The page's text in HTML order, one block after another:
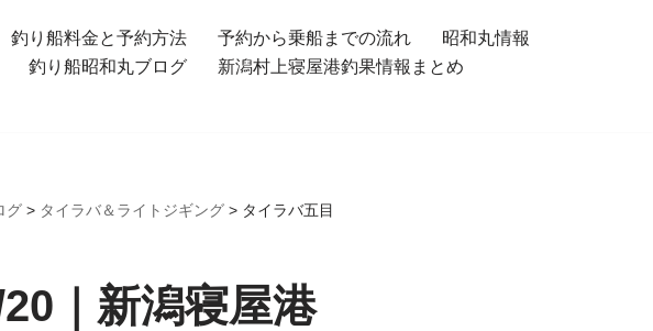
釣り船料金と予約方法 予約から乗船までの流れ
昭和丸情報
釣り船昭和丸ブログ
新潟村上寝屋港釣果情報まとめ
グ> タイラバ＆ライトジギング> タイラバ五目
｜新潟寝屋港